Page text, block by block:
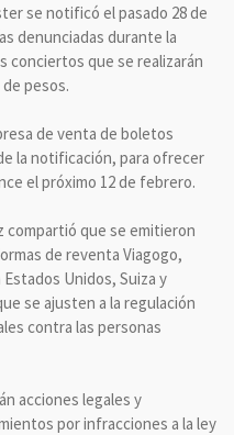
se notificó el pasado 28 de
denunciadas durante la
conciertos que se realizarán
pesos.
de venta de boletos
la notificación, para ofrecer
el próximo 12 de febrero.
compartió que se emitieron
de reventa Viagogo,
Unidos, Suiza y
se ajusten a la regulación
contra las personas
acciones legales y
por infracciones a la ley